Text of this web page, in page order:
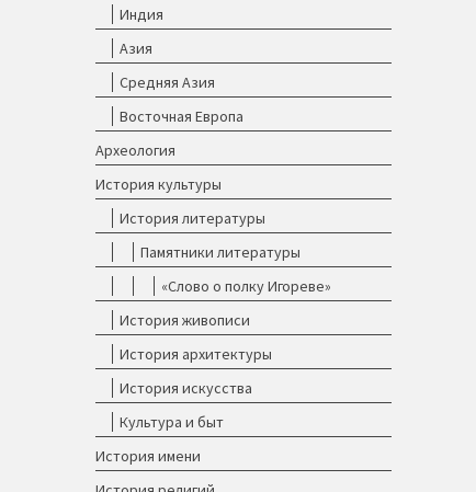
Индия
Азия
Средняя Азия
Восточная Европа
Археология
История культуры
История литературы
Памятники литературы
«Слово о полку Игореве»
История живописи
История архитектуры
История искусства
Культура и быт
История имени